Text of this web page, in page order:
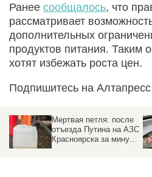
Ранее сообщалось, что
рассматривает
дополнительных
продуктов питания. Таким
хотят избежать роста цен.
Подпишитесь на
Мертвая петля: после
отъезда Путина на АЗС
Красноярска за минуту